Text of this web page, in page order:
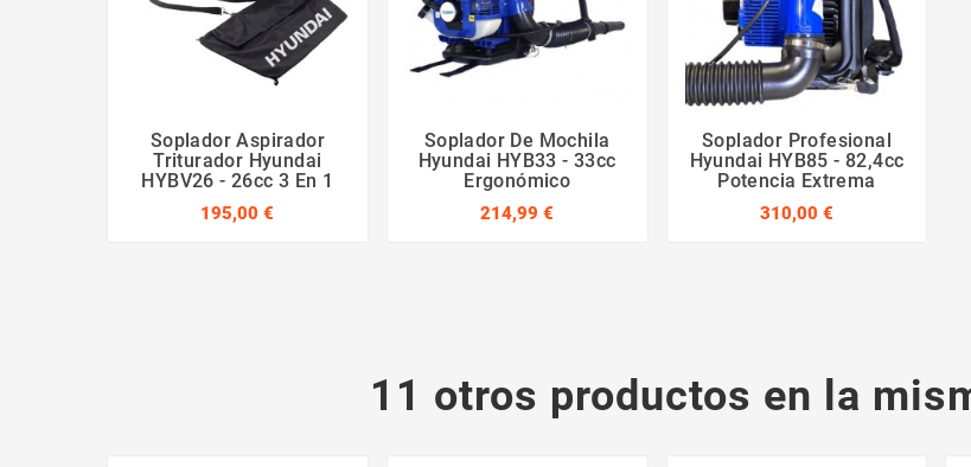
Soplador Aspirador
Triturador Hyundai
HYBV26 - 26cc 3 En 1
195,00 €
Soplador De Mochila
Hyundai HYB33 - 33cc
Ergonómico
214,99 €
Soplador Profesional
Hyundai HYB85 - 82,4cc
Potencia Extrema
310,00 €
11 otros productos en la